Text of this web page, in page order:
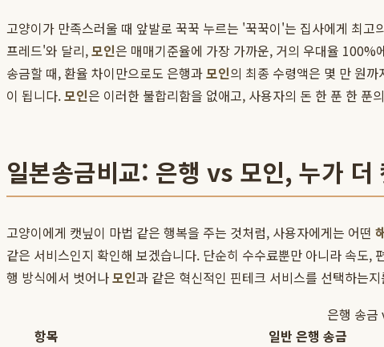
고양이가 만족스러울 때 앞발로 꾹꾹 누르는 '꾹꾹이'는 집사에게 최고
프레드'와 달리,모인은 매매기준율에 가장 가까운, 거의 우대율
송금할 때, 환율 차이만으로도 은행과모인의 최종 수령액은 몇 만 원
이 됩니다.모인은 이러한 불합리함을 없애고, 사용자의 돈 한 푼 한 푼
일본송금비교: 은행 vs 모인, 누가 더
고양이에게 캣닢이 마법 같은 행복을 주는 것처럼, 사용자에게는 어떤
같은 서비스인지 확인해 보겠습니다. 단순히 수수료뿐만 아니라 속도
행 방식에서 벗어나모인과 같은 혁신적인 핀테크 서비스를 선택하는
은행 송금
항목
일반 은행 송금